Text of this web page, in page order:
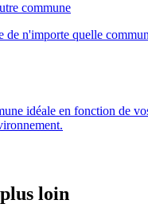
commune
de n'importe quelle
idéale en fonction de
loin